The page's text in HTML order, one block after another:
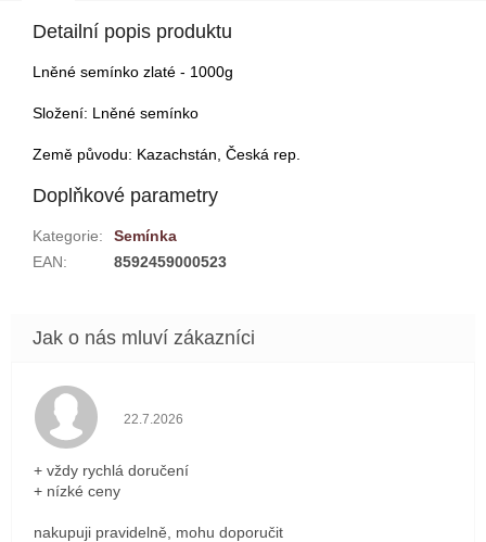
Detailní popis produktu
Lněné semínko zlaté - 1000g
Složení: Lněné semínko
Země původu: Kazachstán, Česká rep.
Doplňkové parametry
Kategorie:
Semínka
EAN: 8592459000523
Hodnocení obchodu je 5 z 5 hvězdiček.
22.7.2026
+ vždy rychlá doručení
+ nízké ceny
nakupuji pravidelně, mohu doporučit